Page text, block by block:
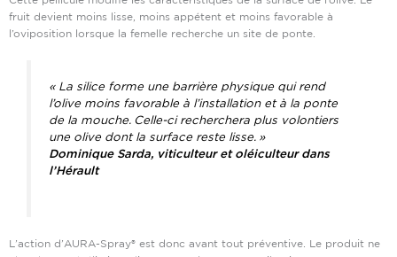
fruit devient moins lisse, moins appétent et moins favorable à
l’oviposition lorsque la femelle recherche un site de ponte.
« La silice forme une barrière physique qui rend
l’olive moins favorable à l’installation et à la ponte
de la mouche. Celle-ci recherchera plus volontiers
une olive dont la surface reste lisse. »
Dominique Sarda, viticulteur et oléiculteur dans
l’Hérault
L’action d’AURA-Spray® est donc avant tout préventive. Le produit ne